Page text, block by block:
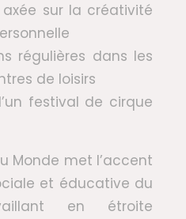
sur la créativité
régulières dans les
de loisirs
festival de cirque
Monde met l’accent
et éducative du
en étroite